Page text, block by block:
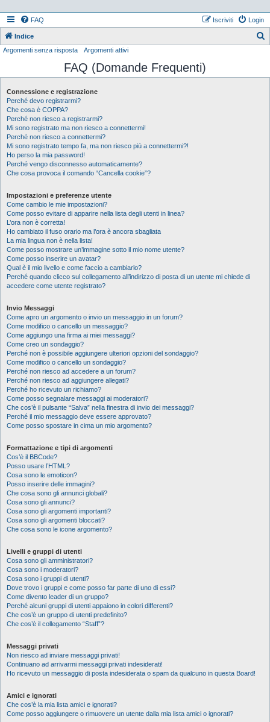
FAQ Login
Iscriviti
Indice
c
Argomenti senza risposta Argomenti attivi
FAQ (Domande Frequenti)
Connessione e registrazione
Perché devo registrarmi?
Che cosa è COPPA?
Perché non riesco a registrarmi?
Mi sono registrato ma non riesco a connettermi!
Perché non riesco a connettermi?
Mi sono registrato tempo fa, ma non riesco più a connettermi?!
Ho perso la mia password!
Perché vengo disconnesso automaticamente?
Che cosa provoca il comando “Cancella cookie”?
Impostazioni e preferenze utente
Come cambio le mie impostazioni?
Come posso evitare di apparire nella lista degli utenti in linea?
L’ora non è corretta!
Ho cambiato il fuso orario ma l’ora è ancora sbagliata
La mia lingua non è nella lista!
Come posso mostrare un’immagine sotto il mio nome utente?
Come posso inserire un avatar?
Qual è il mio livello e come faccio a cambiarlo?
Perché quando clicco sul collegamento all’indirizzo di posta di un utente mi chiede di
accedere come utente registrato?
Invio Messaggi
Come apro un argomento o invio un messaggio in un forum?
Come modifico o cancello un messaggio?
Come aggiungo una firma ai miei messaggi?
Come creo un sondaggio?
Perché non è possibile aggiungere ulteriori opzioni del sondaggio?
Come modifico o cancello un sondaggio?
Perché non riesco ad accedere a un forum?
Perché non riesco ad aggiungere allegati?
Perché ho ricevuto un richiamo?
Come posso segnalare messaggi ai moderatori?
Che cos’è il pulsante “Salva” nella finestra di invio dei messaggi?
Perché il mio messaggio deve essere approvato?
Come posso spostare in cima un mio argomento?
Formattazione e tipi di argomenti
Cos’è il BBCode?
Posso usare l’HTML?
Cosa sono le emoticon?
Posso inserire delle immagini?
Che cosa sono gli annunci globali?
Cosa sono gli annunci?
Cosa sono gli argomenti importanti?
Cosa sono gli argomenti bloccati?
Che cosa sono le icone argomento?
Livelli e gruppi di utenti
Cosa sono gli amministratori?
Cosa sono i moderatori?
Cosa sono i gruppi di utenti?
Dove trovo i gruppi e come posso far parte di uno di essi?
Come divento leader di un gruppo?
Perché alcuni gruppi di utenti appaiono in colori differenti?
Che cos’è un gruppo di utenti predefinito?
Che cos’è il collegamento “Staff”?
Messaggi privati
Non riesco ad inviare messaggi privati!
Continuano ad arrivarmi messaggi privati indesiderati!
Ho ricevuto un messaggio di posta indesiderata o spam da qualcuno in questa Board!
Amici e ignorati
Che cos’è la mia lista amici e ignorati?
Come posso aggiungere o rimuovere un utente dalla mia lista amici o ignorati?